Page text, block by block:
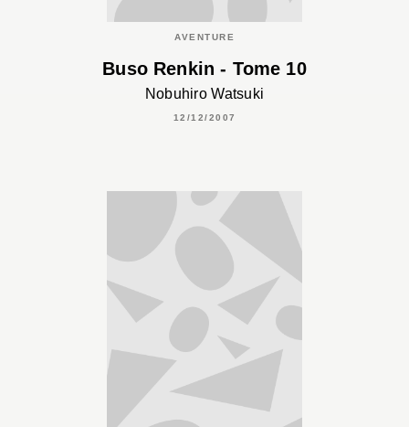
AVENTURE
Buso Renkin - Tome 10
Nobuhiro Watsuki
12/12/2007